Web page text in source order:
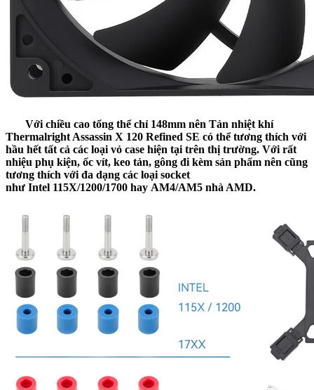
Với chiều cao tổng thể chỉ 148mm nên Tản nhiệt khí
Thermalright Assassin X 120 Refined SE có thể tương thích với
hầu hết tất cả các loại vỏ case hiện tại trên thị trường. Với rất
nhiệu phụ kiện, ốc vít, keo tản, gông đi kèm sản phẩm nên cũng
tương thích với đa dạng các loại socket
như Intel 115X/1200/1700 hay AM4/AM5 nhà AMD.